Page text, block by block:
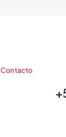
Contacto